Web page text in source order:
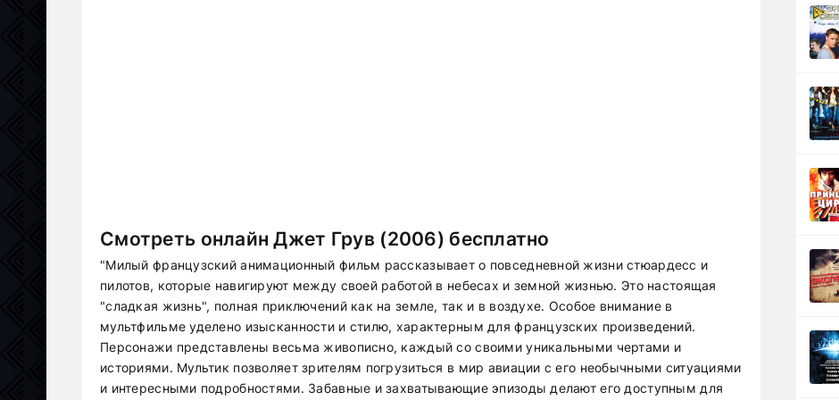
Смотреть онлайн Джет Грув (2006) бесплатно
"Милый французский анимационный фильм рассказывает о повседневной жизни стюардесс и
пилотов, которые навигируют между своей работой в небесах и земной жизнью. Это настоящая
"сладкая жизнь", полная приключений как на земле, так и в воздухе. Особое внимание в
мультфильме уделено изысканности и стилю, характерным для французских произведений.
Персонажи представлены весьма живописно, каждый со своими уникальными чертами и
историями. Мультик позволяет зрителям погрузиться в мир авиации с его необычными ситуациями
и интересными подробностями. Забавные и захватывающие эпизоды делают его доступным для